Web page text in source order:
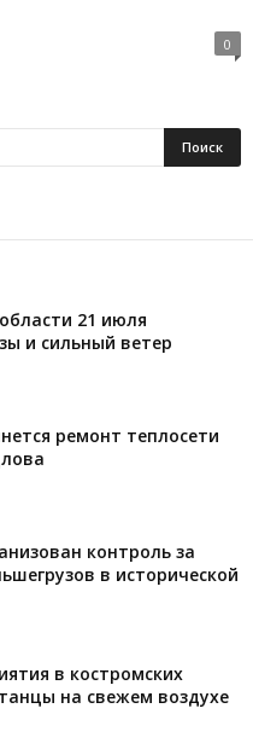
0
21 июля
и сильный ветер
ремонт теплосети
контроль за
в исторической
в костромских
на свежем воздухе